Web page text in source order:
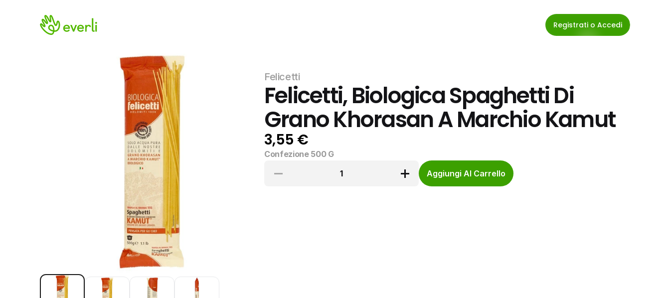
Registrati o Accedi
Felicetti
Felicetti, Biologica Spaghetti Di
Grano Khorasan A Marchio Kamut
3,55 €
Confezione 500 G
1
Aggiungi Al Carrello